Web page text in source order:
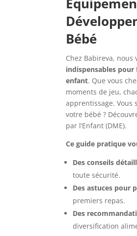
Bébé
Chez Babireva,
indispensables
enfant. Que vous
moments de jeu,
apprentissage. Vous
votre bébé ?
par l’Enfant (DME).
Ce guide pratique
Des conseils
toute sécurité.
Des astuces pour
premiers repas.
Des
diversification